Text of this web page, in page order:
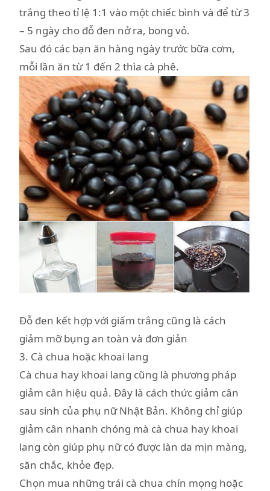
trắng theo tỉ lệ 1:1 vào một chiếc bình và để từ 3
– 5 ngày cho đỗ đen nở ra, bong vỏ.
Sau đó các bạn ăn hàng ngày trước bữa cơm,
mỗi lần ăn từ 1 đến 2 thìa cà phê.
Đỗ đen kết hợp với giấm trắng cũng là cách
giảm mỡ bụng an toàn và đơn giản
3. Cà chua hoặc khoai lang
Cà chua hay khoai lang cũng là phương pháp
giảm cân hiệu quả. Đây là cách thức giảm cân
sau sinh của phụ nữ Nhật Bản. Không chỉ giúp
giảm cân nhanh chóng mà cà chua hay khoai
lang còn giúp phụ nữ có được làn da mịn màng,
săn chắc, khỏe đẹp.
Chọn mua những trái cà chua chín mọng hoặc